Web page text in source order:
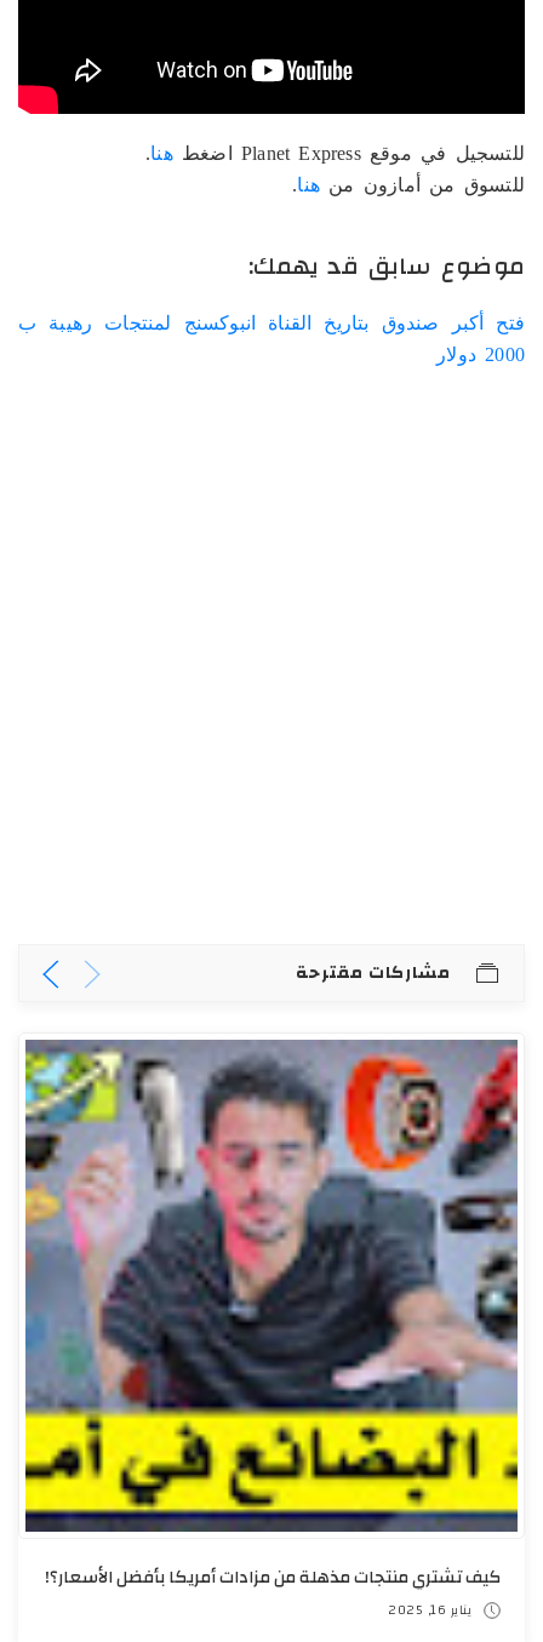
للتسجيل في موقع Planet Express اضغط هنا.
للتسوق من أمازون من هنا.
موضوع سابق قد يهمك:
فتح أكبر صندوق بتاريخ القناة انبوكسنج لمنتجات رهيبة ب
2000 دولار
مشاركات مقترحة
بأفضل الأسعار؟!